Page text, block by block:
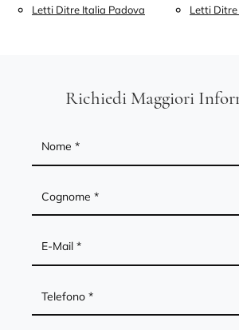
Letti Ditre Italia Padova Letti
Richiedi Maggiori